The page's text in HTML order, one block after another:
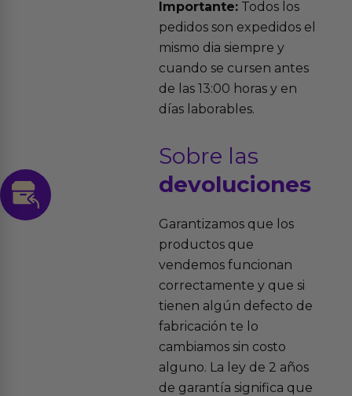
Importante:Todos los
pedidos son expedidos el
mismo dia siempre y
cuando se cursen antes
de las 13:00 horas y en
días laborables.
Sobre las
devoluciones
Garantizamos que los
productos que
vendemos funcionan
correctamente y que si
tienen algún defecto de
fabricación te lo
cambiamos sin costo
alguno. La ley de 2 años
de garantía significa que